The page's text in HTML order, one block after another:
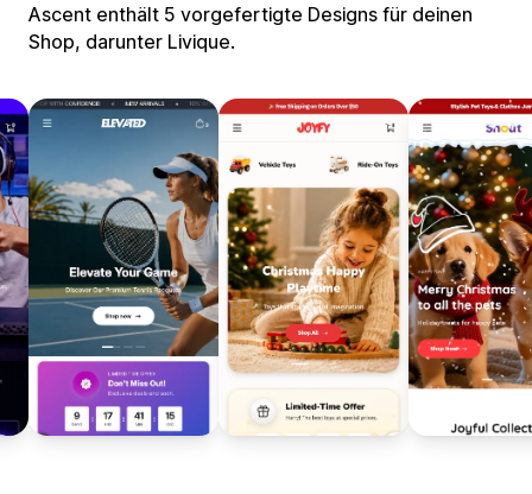
Ascent enthält 5 vorgefertigte Designs für deinen
Shop, darunter Livique.